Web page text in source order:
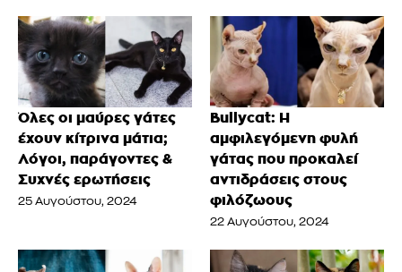
Όλες οι μαύρες γάτες
έχουν κίτρινα μάτια;
Λόγοι, παράγοντες &
Συχνές ερωτήσεις
25 Αυγούστου, 2024
Bullycat: Η
αμφιλεγόμενη φυλή
γάτας που προκαλεί
αντιδράσεις στους
φιλόζωους
22 Αυγούστου, 2024